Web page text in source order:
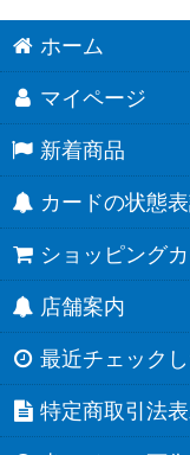
ホーム
マイページ
新着商品
カードの状態
ショッピング
店舗案内
最近チェック
特定商取引法